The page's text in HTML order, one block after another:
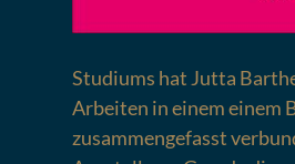
Studiums hat Jutta
Arbeiten in einem einem
zusammengefasst